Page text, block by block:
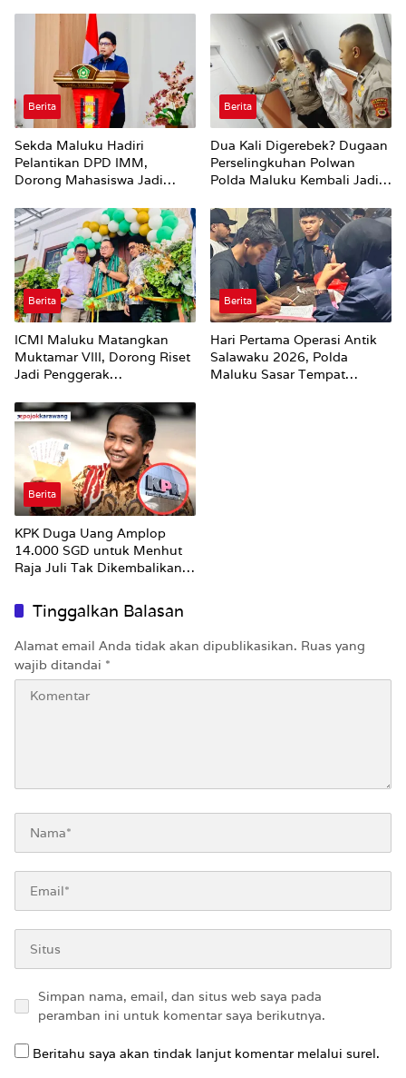
Berita
Sekda Maluku Hadiri
Pelantikan DPD IMM,
Dorong Mahasiswa Jadi
Strategis Pemerintah
Berita
Dua Kali Digerebek? Dugaan
Perselingkuhan Polwan
Polda Maluku Kembali Jadi
Berita
ICMI Maluku Matangkan
Muktamar VIII, Dorong Riset
Jadi Penggerak
Berita
Hari Pertama Operasi Antik
Salawaku 2026, Polda
Maluku Sasar Tempat
Berita
KPK Duga Uang Amplop
14.000 SGD untuk Menhut
Raja Juli Tak Dikembalikan
Tinggalkan Balasan
Alamat email Anda tidak akan dipublikasikan. Ruas yang
wajib ditandai *
Simpan nama, email, dan situs web saya pada
peramban ini untuk komentar saya berikutnya.
Beritahu saya akan tindak lanjut komentar melalui surel.